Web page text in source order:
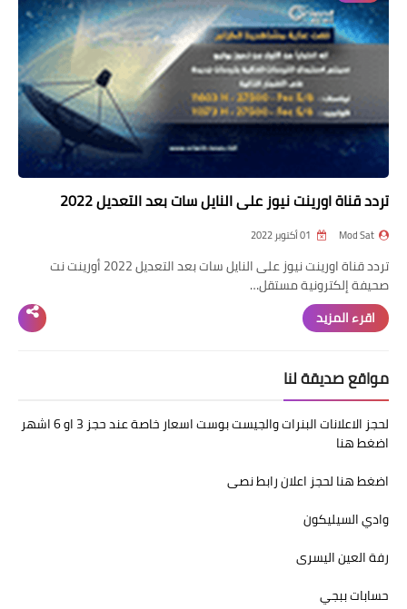
تردد قناة
nilesat
iptv
ترددات النايل سات
ترددات النايل سات
تردد قناة اورينت نيوز على النايل سات بعد التعديل 2022
Mod Sat
تردد قناة اورينت نيوز على النايل سات بعد التعديل 2022 أورينت نت
صحيفة إلكترونية مستقل…
اقرء المزيد
مواقع صديقة لنا
لحجز الاعلانات البنرات والجيست بوست اسعار خاصة عند حجز 3 او 6 اشهر
اضغط هنا
اضغط هنا لحجز اعلان رابط نصى
وادي السيليكون
رفة العين اليسرى
حسابات ببجي